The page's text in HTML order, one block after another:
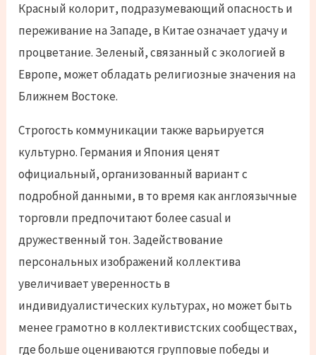
Красный колорит, подразумевающий опасность и
переживание на Западе, в Китае означает удачу и
процветание. Зеленый, связанный с экологией в
Европе, может обладать религиозные значения на
Ближнем Востоке.
Строгость коммуникации также варьируется
культурно. Германия и Япония ценят
официальный, организованный вариант с
подробной данными, в то время как англоязычные
торговли предпочитают более casual и
дружественный тон. Задействование
персональных изображений коллектива
увеличивает уверенность в
индивидуалистических культурах, но может быть
менее грамотно в коллективистских сообществах,
где больше оцениваются групповые победы и